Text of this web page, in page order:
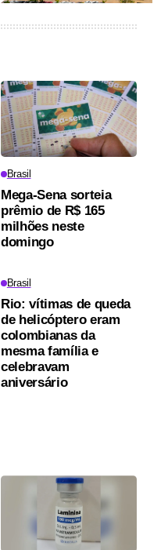
Brasil
Mega-Sena sorteia
prêmio de R$ 165
milhões neste
domingo
Brasil
Rio: vítimas de queda
de helicóptero eram
colombianas da
mesma família e
celebravam
aniversário